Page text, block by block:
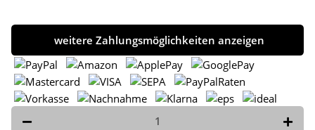
weitere Zahlungsmöglichkeiten anzeigen